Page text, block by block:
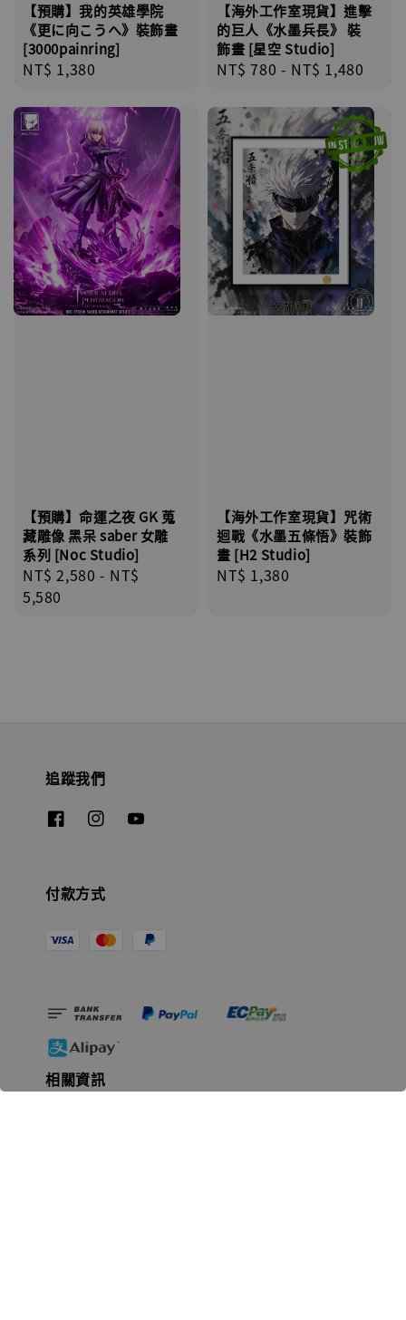
【預購】我的英雄學院
《更に向こうへ》裝飾畫
[3000painring]
Regular
NT$ 1,380
【海外工作室現貨】進擊
的巨人《水墨兵長》 裝
飾畫 [星空 Studio]
Regular
NT$ 780 - NT$ 1,480
【預購】命運之夜 GK 蒐
藏雕像 黑呆 saber 女雕
系列 [Noc Studio]
Regular
price
NT$ 2,580 - NT$
5,580
【海外工作室現貨】咒術
迴戰《水墨五條悟》裝飾
畫 [H2 Studio]
Regular
NT$ 1,380
追蹤我們
付款方式
相關資訊